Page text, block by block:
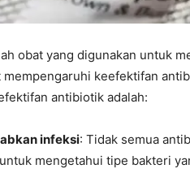
obat yang digunakan untuk
mempengaruhi keefektifan
antibiotik adalah:
infeksi: Tidak semua
mengetahui tipe bakteri